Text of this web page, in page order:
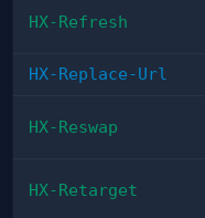
HX-Refresh
HX-Replace-Url
HX-Reswap
HX-Retarget